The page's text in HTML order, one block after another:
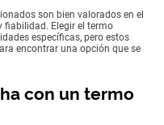
son bien valorados en el
fiabilidad. Elegir el termo
específicas, pero estos
encontrar una opción que se
con un termo